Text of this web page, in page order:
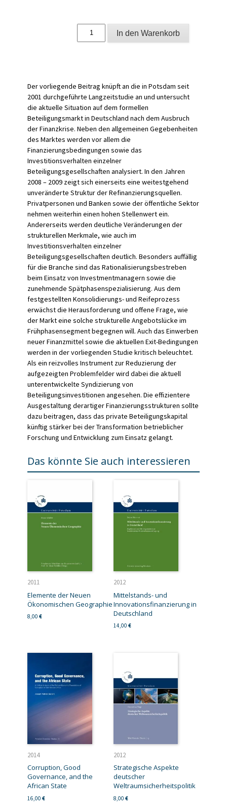
Kapitalbeteiligungsgesellschaften
Finanzkrise
2008/2009
Menge
In den Warenkorb
Der vorliegende Beitrag knüpft an die in Potsdam seit
2001 durchgeführte Langzeitstudie an und untersucht
die aktuelle Situation auf dem formellen
Beteiligungsmarkt in Deutschland nach dem Ausbruch
der Finanzkrise. Neben den allgemeinen Gegebenheiten
des Marktes werden vor allem die
Finanzierungsbedingungen sowie das
Investitionsverhalten einzelner
Beteiligungsgesellschaften analysiert. In den Jahren
2008 – 2009 zeigt sich einerseits eine weitestgehend
unveränderte Struktur der Refinanzierungsquellen.
Privatpersonen und Banken sowie der öffentliche Sektor
nehmen weiterhin einen hohen Stellenwert ein.
Andererseits werden deutliche Veränderungen der
strukturellen Merkmale, wie auch im
Investitionsverhalten einzelner
Beteiligungsgesellschaften deutlich. Besonders auffällig
für die Branche sind das Rationalisierungsbestreben
beim Einsatz von Investmentmanagern sowie die
zunehmende Spätphasenspezialisierung. Aus dem
festgestellten Konsolidierungs- und Reifeprozess
erwächst die Herausforderung und offene Frage, wie
der Markt eine solche strukturelle Angebotslücke im
Frühphasensegment begegnen will. Auch das Einwerben
neuer Finanzmittel sowie die aktuellen Exit-Bedingungen
werden in der vorliegenden Studie kritisch beleuchtet.
Als ein reizvolles Instrument zur Reduzierung der
aufgezeigten Problemfelder wird dabei die aktuell
unterentwickelte Syndizierung von
Beteiligungsinvestitionen angesehen. Die effizientere
Ausgestaltung derartiger Finanzierungsstrukturen sollte
dazu beitragen, dass das private Beteiligungskapital
künftig stärker bei der Transformation betrieblicher
Forschung und Entwicklung zum Einsatz gelangt.
Das könnte Sie auch interessieren
2011
Elemente der Neuen
Ökonomischen Geographie
8,00 €
2012
Mittelstands- und
Innovationsfinanzierung in
Deutschland
14,00 €
2014
Corruption, Good
Governance, and the
African State
16,00 €
2012
Strategische Aspekte
deutscher
Weltraumsicherheitspolitik
8,00 €